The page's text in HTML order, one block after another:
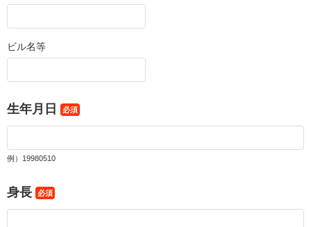
ビル名等
生年月日 必須
例）19980510
身長 必須